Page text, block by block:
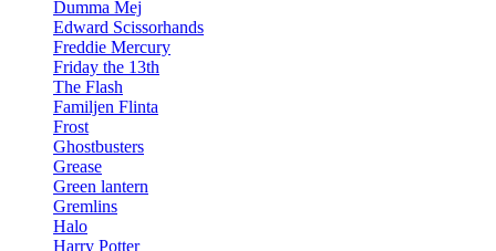
Dumma Mej
Edward Scissorhands
Freddie Mercury
Friday the 13th
The Flash
Familjen Flinta
Frost
Ghostbusters
Grease
Green lantern
Gremlins
Halo
Harry Potter